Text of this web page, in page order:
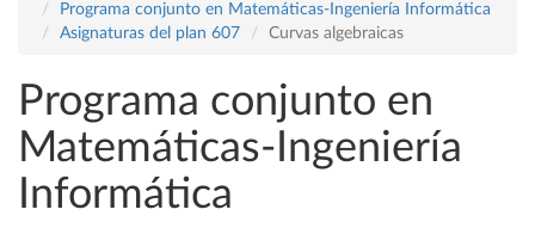
Programa conjunto en Matemáticas-Ingeniería Informática
Asignaturas del plan 607
Curvas algebraicas
Programa conjunto en
Matemáticas-Ingeniería
Informática